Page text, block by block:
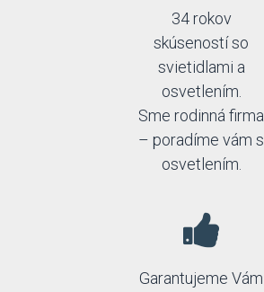
34 rokov
skúseností so
svietidlami a
osvetlením.
Sme rodinná firma
– poradíme vám s
osvetlením.
Garantujeme Vám